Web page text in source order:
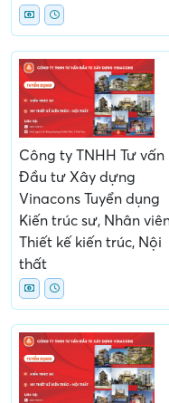
Công ty TNHH Tư vấn
Đầu tư Xây dựng
Vinacons Tuyển dụng
Kiến trúc sư, Nhân
Thiết kế kiến trúc, Nội
thất